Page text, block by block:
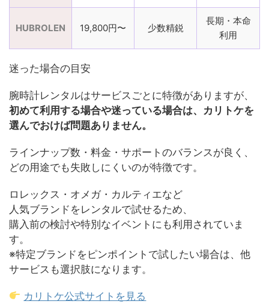
HUBROLEN 19,800円〜 少数精鋭
長期・本命
利用
迷った場合の目安
腕時計レンタルはサービスごとに特徴がありますが、
初めて利用する場合や迷っている場合は、カリトケを
選んでおけば問題ありません。
ラインナップ数・料金・サポートのバランスが良く、
どの用途でも失敗しにくいのが特徴です。
ロレックス・オメガ・カルティエなど
人気ブランドをレンタルで試せるため、
購入前の検討や特別なイベントにも利用されていま
す。
※特定ブランドをピンポイントで試したい場合は、他
サービスも選択肢になります。
カリトケ公式サイトを見る